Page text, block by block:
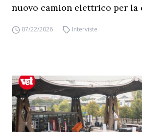
nuovo camion elettrico per la
07/22/2026 Interviste